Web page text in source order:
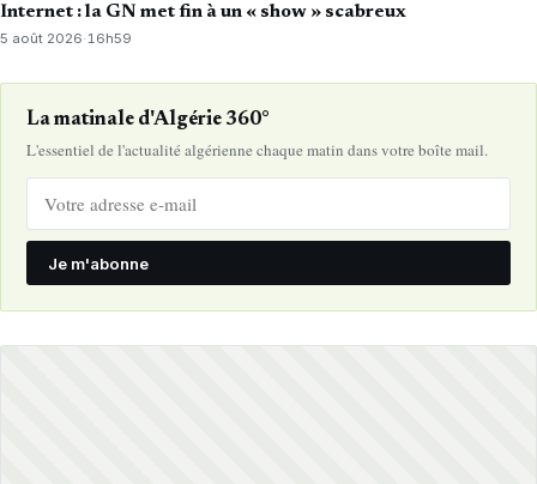
Internet : la GN met fin à un « show » scabreux
5 août 2026·16h59
La matinale d'Algérie 360°
L'essentiel de l'actualité algérienne chaque matin dans votre boîte mail.
Je m'abonne